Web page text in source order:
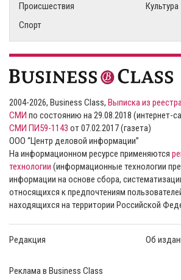
Происшествия
Культура
Спорт
2004-2026, Business Class, Выписка из
СМИ по состоянию на 29.08.2018 (интернет-
СМИ ПИ59-1143 от 07.02.2017 (газета)
ООО “Центр деловой информации”
На информационном ресурсе применяются
технологии (информационные технологии
информации на основе сбора,
относящихся к предпочтениям
находящихся на территории Российской
Редакция Об
Реклама в Business Class